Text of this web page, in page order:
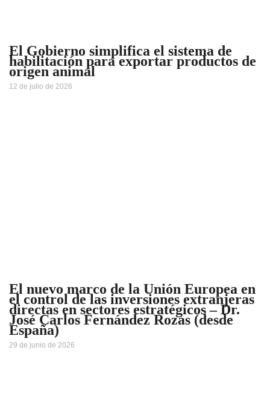
El Gobierno simplifica el sistema de
habilitación para exportar productos de
origen animal
12 de julio de 2026
El nuevo marco de la Unión Europea en
el control de las inversiones extranjeras
directas en sectores estratégicos – Dr.
José Carlos Fernández Rozas (desde
España)
29 de junio de 2026